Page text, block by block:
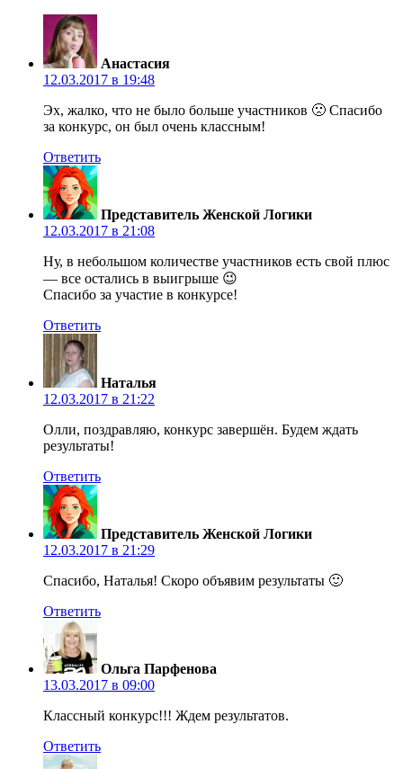
Анастасия
12.03.2017 в 19:48
Эх, жалко, что не было больше участников 🙁 Спасибо
за конкурс, он был очень классным!
Ответить
Представитель Женской Логики
12.03.2017 в 21:08
Ну, в небольшом количестве участников есть свой плюс
— все остались в выигрыше 😉
Спасибо за участие в конкурсе!
Ответить
Наталья
12.03.2017 в 21:22
Олли, поздравляю, конкурс завершён. Будем ждать
результаты!
Ответить
Представитель Женской Логики
12.03.2017 в 21:29
Спасибо, Наталья! Скоро объявим результаты 🙂
Ответить
Ольга Парфенова
13.03.2017 в 09:00
Классный конкурс!!! Ждем результатов.
Ответить